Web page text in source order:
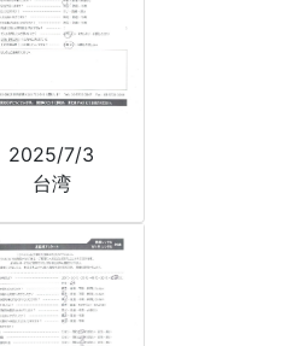
2025/7/3
台湾